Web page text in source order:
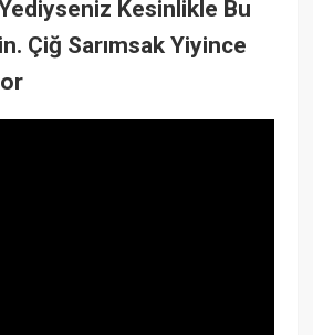
Kesinlikle Bu
Çiğ Sarımsak Yiyince